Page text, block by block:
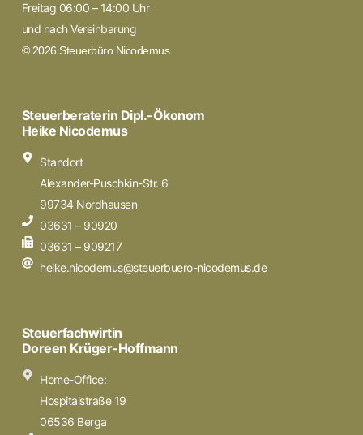
Freitag 06:00 – 14:00 Uhr
und nach Vereinbarung
© 2026 Steuerbüro Nicodemus
Steuerberaterin Dipl.-Ökonom
Heike Nicodemus
Standort
Alexander-Puschkin-Str. 6
99734 Nordhausen
03631 – 90920
03631 – 909217
heike.nicodemus@steuerbuero-nicodemus.de
Steuerfachwirtin
Doreen Krüger-Hoffmann
Home-Office:
Hospitalstraße 19
06536 Berga